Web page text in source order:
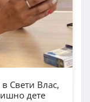
Свети Влас,
дете